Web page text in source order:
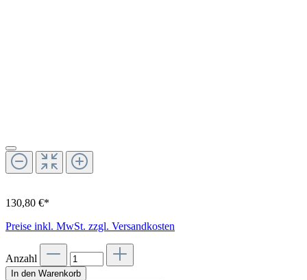
130,80 €*
Preise inkl. MwSt. zzgl. Versandkosten
Anzahl
In den Warenkorb